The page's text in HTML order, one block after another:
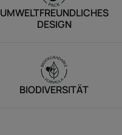
UMWELTFREUNDLICHES
DESIGN
BIODIVERSITÄT